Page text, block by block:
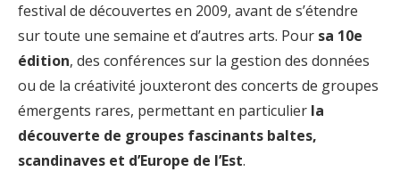
festival de découvertes en 2009, avant de s’étendre
sur toute une semaine et d’autres arts. Pour sa 10e
édition, des conférences sur la gestion des données
ou de la créativité jouxteront des concerts de groupes
émergents rares, permettant en particulier la
découverte de groupes fascinants baltes,
scandinaves et d’Europe de l’Est.